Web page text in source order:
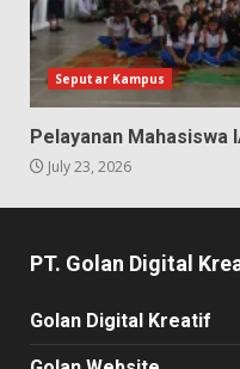
Seputar Kampus
Pelayanan Mahasiswa
July 23, 2026
PT. Golan Digital
Golan Digital Kreatif